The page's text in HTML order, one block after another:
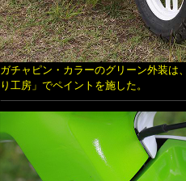
ガチャピン・カラーのグリーン外装は
り工房」でペイントを施した。